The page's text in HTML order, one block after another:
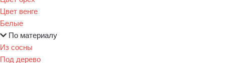
Цвет венге
Белые
По материалу
Из сосны
Под дерево